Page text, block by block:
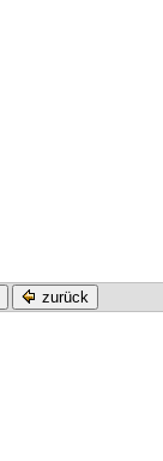
zurück